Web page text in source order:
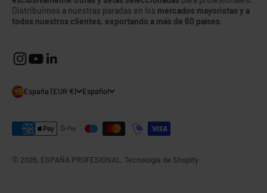
Distribuimos a nuestras paradas en los mercados mayoristas y a
todos nuestros clientes, exportando a más de 60 países.
España (EUR €) Español
© 2026, ESPAÑA PROFESIONAL. Tecnología de Shopify